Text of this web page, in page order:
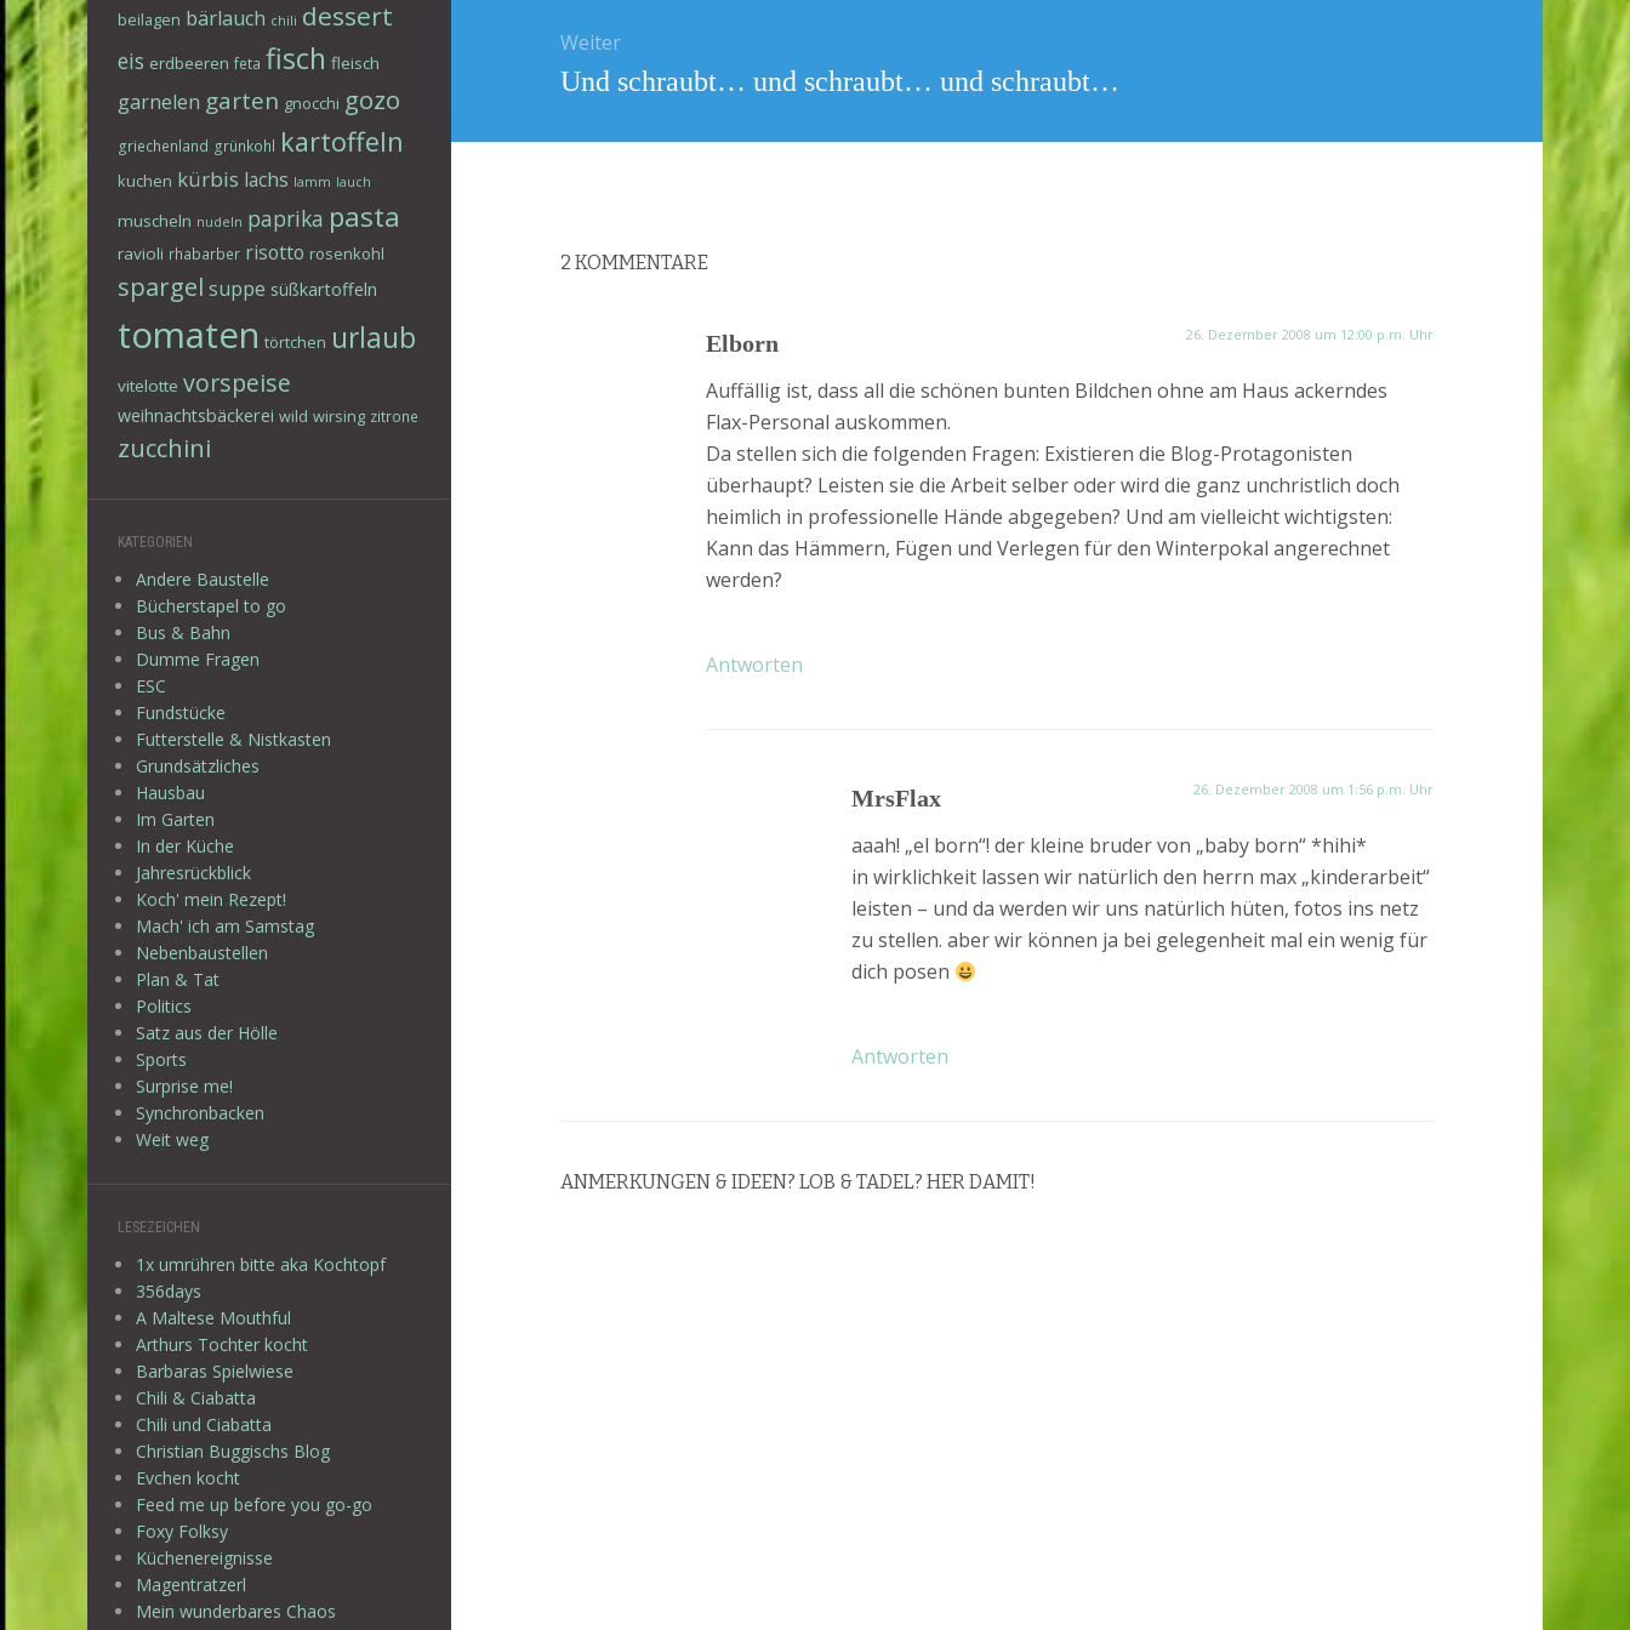
beilagen bärlauch chili dessert
eis erdbeeren feta fisch fleisch
garnelen garten gnocchi gozo
griechenland grünkohl kartoffeln
kuchen kürbis lachs lamm lauch
muscheln nudeln paprika pasta
ravioli rhabarber risotto rosenkohl
spargel suppe süßkartoffeln
tomaten törtchen urlaub
vitelotte vorspeise
weihnachtsbäckerei wild wirsing zitrone
zucchini
KATEGORIEN
Andere Baustelle
Bücherstapel to go
Bus & Bahn
Dumme Fragen
ESC
Fundstücke
Futterstelle & Nistkasten
Grundsätzliches
Hausbau
Im Garten
In der Küche
Jahresrückblick
Koch' mein Rezept!
Mach' ich am Samstag
Nebenbaustellen
Plan & Tat
Politics
Satz aus der Hölle
Sports
Surprise me!
Synchronbacken
Weit weg
LESEZEICHEN
1x umrühren bitte aka Kochtopf
356days
A Maltese Mouthful
Arthurs Tochter kocht
Barbaras Spielwiese
Chili & Ciabatta
Chili und Ciabatta
Christian Buggischs Blog
Evchen kocht
Feed me up before you go-go
Foxy Folksy
Küchenereignisse
Magentratzerl
Mein wunderbares Chaos
Weiter
Nächster
Und schraubt… und schraubt… und schraubt…
2 KOMMENTARE
Elborn 26. Dezember 2008 um 12:00 p.m. Uhr
Auffällig ist, dass all die schönen bunten Bildchen ohne am Haus ackerndes
Flax-Personal auskommen.
Da stellen sich die folgenden Fragen: Existieren die Blog-Protagonisten
überhaupt? Leisten sie die Arbeit selber oder wird die ganz unchristlich doch
heimlich in professionelle Hände abgegeben? Und am vielleicht wichtigsten:
Kann das Hämmern, Fügen und Verlegen für den Winterpokal angerechnet
werden?
Antworten
MrsFlax 26. Dezember 2008 um 1:56 p.m. Uhr
aaah! „el born“! der kleine bruder von „baby born“ *hihi*
in wirklichkeit lassen wir natürlich den herrn max „kinderarbeit“
leisten – und da werden wir uns natürlich hüten, fotos ins netz
zu stellen. aber wir können ja bei gelegenheit mal ein wenig für
dich posen
Antworten
ANMERKUNGEN & IDEEN? LOB & TADEL? HER DAMIT!